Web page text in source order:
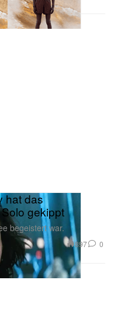
hat das
gekippt
begeistert war.
897 0